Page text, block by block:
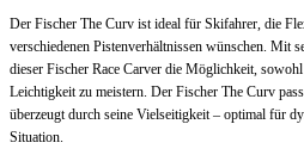
Der Fischer The Curv ist ideal für Skifahrer, die
verschiedenen Pistenverhältnissen wünschen. Mit
dieser Fischer Race Carver die Möglichkeit,
Leichtigkeit zu meistern. Der Fischer The Curv
überzeugt durch seine Vielseitigkeit – optimal für
Situation.